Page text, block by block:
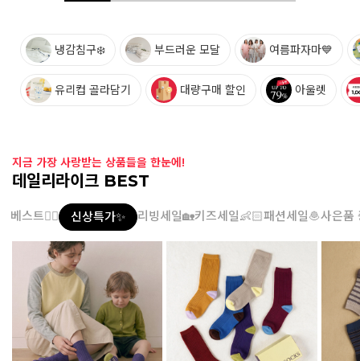
냉감침구❄️ 부드러운 모달 여름파자마💙
유리컵 골라담기 대량구매 할인 아울렛
지금 가장 사랑받는 상품들을 한눈에!
데일리라이크 BEST
베스트👍🏻 신상특가✨ 리빙세일🏡키즈세일👶🏻패션세일🧆사은품